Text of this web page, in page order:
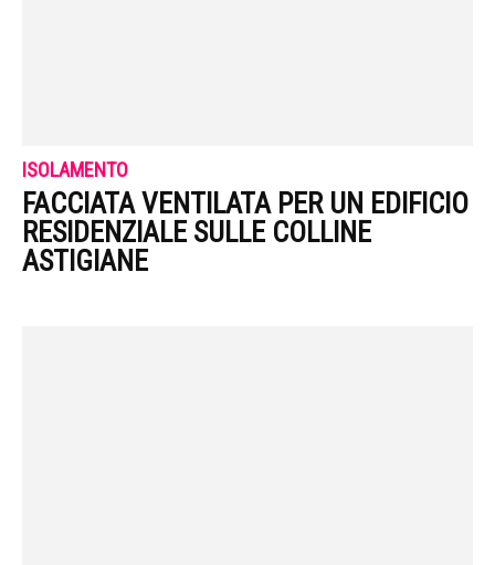
ISOLAMENTO
FACCIATA VENTILATA PER UN EDIFICIO
RESIDENZIALE SULLE COLLINE
ASTIGIANE